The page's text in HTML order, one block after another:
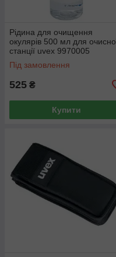
Рідина для очищення
окулярів 500 мл для
станції uvex 9970005
(9972103)
Під замовлення
525 ₴
Купити